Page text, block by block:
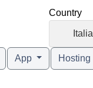
Country
Italia
App Hosting